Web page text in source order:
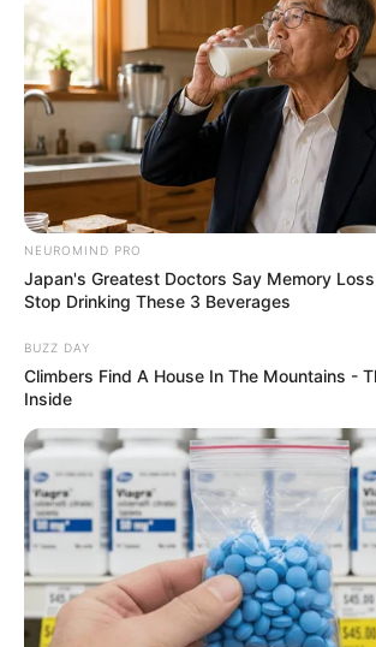
NEUROMIND PRO
Japan's Greatest Doctors Say Memory
Stop Drinking These 3 Beverages
BUZZ DAY
Climbers Find A House In The Mountains -
Inside